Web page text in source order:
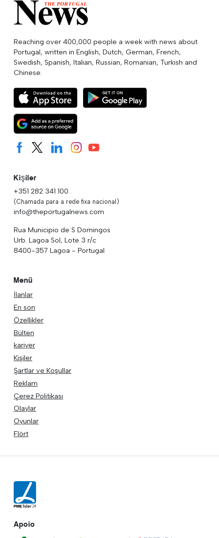
Reaching over 400,000 people a week with news about
Portugal, written in English, Dutch, German, French,
Swedish, Spanish, Italian, Russian, Romanian, Turkish and
Chinese.
Kişiler
+351 282 341 100
(Chamada para a rede fixa nacional)
info@theportugalnews.com
Rua Municipio de S Domingos
Urb. Lagoa Sol, Lote 3 r/c
8400-357 Lagoa - Portugal
Menü
İlanlar
En son
Özellikler
Bülten
kariyer
Kişiler
Şartlar ve Koşullar
Reklam
Çerez Politikası
Olaylar
Oyunlar
Flört
Apoio